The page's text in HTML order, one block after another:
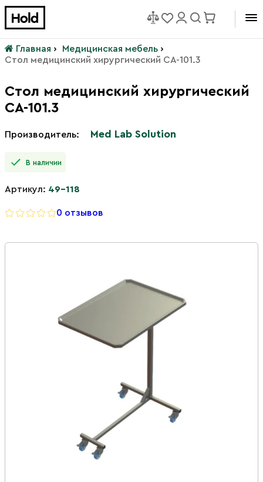
Главная › Медицинская мебель ›
Стол медицинский хирургический СА-101.3
Стол медицинский хирургический
СА-101.3
Производитель: Med Lab Solution
В наличии
Артикул: 49-118
0 отзывов